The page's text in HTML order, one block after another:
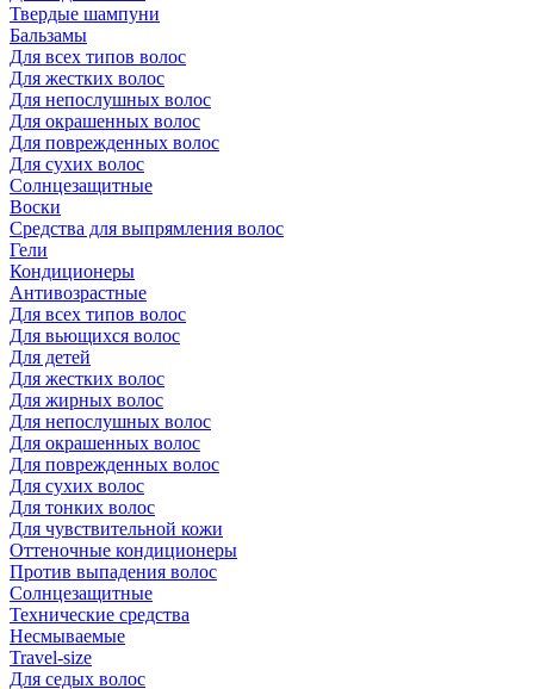
Твердые шампуни
Бальзамы
Для всех типов волос
Для жестких волос
Для непослушных волос
Для окрашенных волос
Для поврежденных волос
Для сухих волос
Солнцезащитные
Воски
Средства для выпрямления волос
Гели
Кондиционеры
Антивозрастные
Для всех типов волос
Для вьющихся волос
Для детей
Для жестких волос
Для жирных волос
Для непослушных волос
Для окрашенных волос
Для поврежденных волос
Для сухих волос
Для тонких волос
Для чувствительной кожи
Оттеночные кондиционеры
Против выпадения волос
Солнцезащитные
Технические средства
Несмываемые
Travel-size
Для седых волос